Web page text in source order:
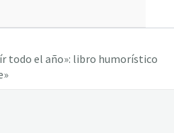
todo el año»: libro humorístico